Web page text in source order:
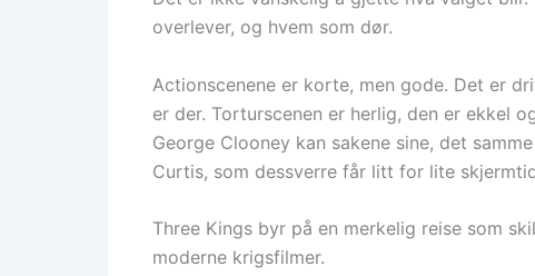
overlever, og hvem som dør.
Actionscenene er korte, men gode. Det er
er der. Torturscenen er herlig, den er ekkel
George Clooney kan sakene sine, det
Curtis, som dessverre får litt for lite
Three Kings byr på en merkelig reise som
moderne krigsfilmer.